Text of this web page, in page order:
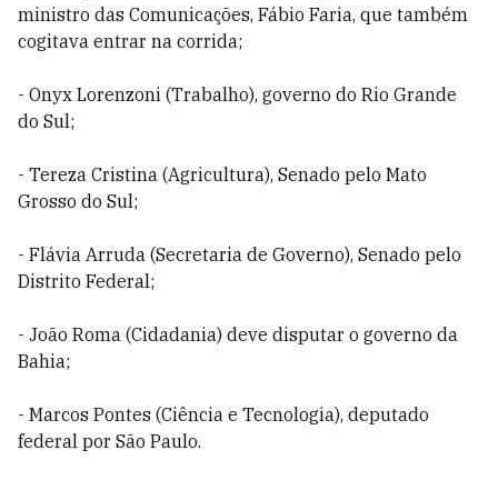
ministro das Comunicações, Fábio Faria, que também
cogitava entrar na corrida;
- Onyx Lorenzoni (Trabalho), governo do Rio Grande
do Sul;
- Tereza Cristina (Agricultura), Senado pelo Mato
Grosso do Sul;
- Flávia Arruda (Secretaria de Governo), Senado pelo
Distrito Federal;
- João Roma (Cidadania) deve disputar o governo da
Bahia;
- Marcos Pontes (Ciência e Tecnologia), deputado
federal por São Paulo.